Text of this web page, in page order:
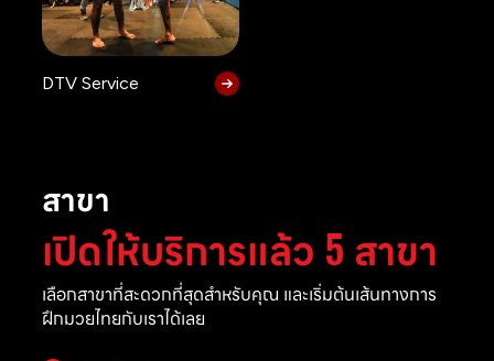
DTV Service
สาขา
เปิดให้บริการแล้ว 5 สาขา
เลือกสาขาที่สะดวกที่สุดสำหรับคุณ และเริ่มต้นเส้นทางการ
ฝึกมวยไทยกับเราได้เลย